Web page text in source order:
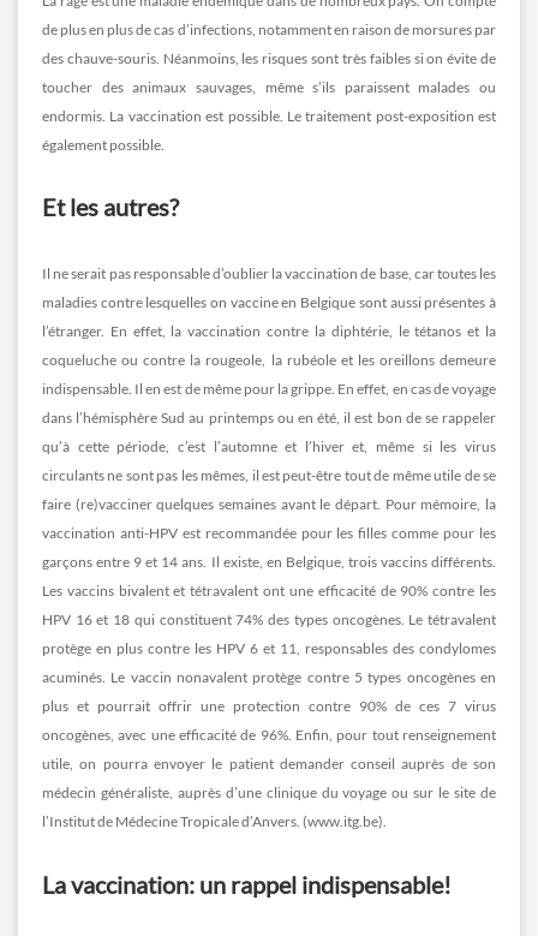
de plus en plus de cas d’infections, notamment en raison de morsures par
des chauve-souris. Néanmoins, les risques sont très faibles si on évite de
toucher des animaux sauvages, même s’ils paraissent malades ou
endormis. La vaccination est possible. Le traitement post-exposition est
également possible.
Et les autres?
Il ne serait pas responsable d’oublier la vaccination de base, car toutes les
maladies contre lesquelles on vaccine en Belgique sont aussi présentes à
l’étranger. En effet, la vaccination contre la diphtérie, le tétanos et la
coqueluche ou contre la rougeole, la rubéole et les oreillons demeure
indispensable. Il en est de même pour la grippe. En effet, en cas de voyage
dans l’hémisphère Sud au printemps ou en été, il est bon de se rappeler
qu’à cette période, c’est l’automne et l’hiver et, même si les virus
circulants ne sont pas les mêmes, il est peut-être tout de même utile de se
faire (re)vacciner quelques semaines avant le départ. Pour mémoire, la
vaccination anti-HPV est recommandée pour les filles comme pour les
garçons entre 9 et 14 ans. Il existe, en Belgique, trois vaccins différents.
Les vaccins bivalent et tétravalent ont une efficacité de 90% contre les
HPV 16 et 18 qui constituent 74% des types oncogènes. Le tétravalent
protège en plus contre les HPV 6 et 11, responsables des condylomes
acuminés. Le vaccin nonavalent protège contre 5 types oncogènes en
plus et pourrait offrir une protection contre 90% de ces 7 virus
oncogènes, avec une efficacité de 96%. Enfin, pour tout renseignement
utile, on pourra envoyer le patient demander conseil auprès de son
médecin généraliste, auprès d’une clinique du voyage ou sur le site de
l’Institut de Médecine Tropicale d’Anvers. (www.itg.be).
La vaccination: un rappel indispensable!